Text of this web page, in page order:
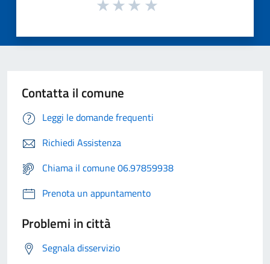
Contatta il comune
Leggi le domande frequenti
Richiedi Assistenza
Chiama il comune 06.97859938
Prenota un appuntamento
Problemi in città
Segnala disservizio